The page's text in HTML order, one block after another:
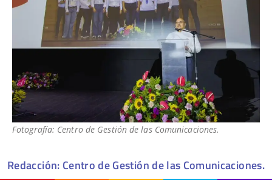
Fotografía: Centro de Gestión de las Comunicaciones.
Redacción: Centro de Gestión de las Comunicaciones.